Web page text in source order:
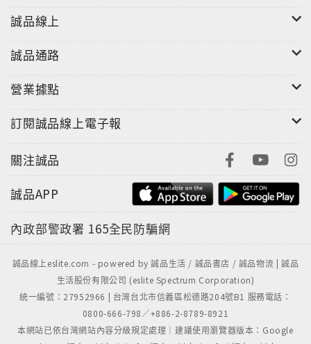
誠品線上
誠品通路
營業據點
訂閱誠品線上電子報
關注誠品
誠品APP
內政部警政署 165全民防騙網
誠品線上eslite.com - powered by 誠品生活 / 誠品書店 / 誠品物流 | 誠品
生活股份有限公司 (eslite Spectrum Corporation)
統一編號：27952966 | 台灣台北市信義區松德路204號B1 服務電話：
0800-666-798／+886-2-8789-8921
本網站已依台灣網站內容分級規定處理｜建議使用瀏覽器版本：Google